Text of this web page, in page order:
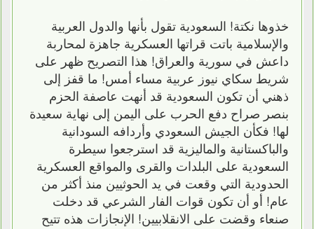
خذوها نكتة! السعودية تقول بأنها والدول العربية
والإسلامية باتت قراتها العسكرية جاهزة لمحاربة
داعش في سورية والعراق! هذا التصريح ظهر على
شريط سكاي نيوز عربية مساء أمس! ما قفز إلى
ذهني أن تكون السعودية قد أنهت عاصفة الحزم
بنصر صراح دفع الحرب على اليمن إلى نهاية سعيدة
لها! فكأن الجيش السعودي وأردافه السودانية
والباكستانية والماليزية قد استرجعوا سيطرة
السعودية على البلدات والقرى والمواقع العسكرية
الحدودية التي وقعت في يد الحوثيين منذ أكثر من
عام! أو أن تكون قوات الفار الشرعي قد دخلت
صنعاء وقضت على الانقلابيين! الإنجازات هذه تتيح